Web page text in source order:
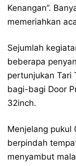
Kenangan”.
memeriahkan
Sejumlah
beberapa
pertunjukan Tari
bagi-bagi Door
32inch.
Menjelang pukul
berpindah
menyambut